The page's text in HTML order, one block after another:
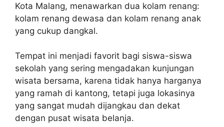
Kota Malang, menawarkan dua kolam renang:
kolam renang dewasa dan kolam renang anak
yang cukup dangkal.
Tempat ini menjadi favorit bagi siswa-siswa
sekolah yang sering mengadakan kunjungan
wisata bersama, karena tidak hanya harganya
yang ramah di kantong, tetapi juga lokasinya
yang sangat mudah dijangkau dan dekat
dengan pusat wisata belanja.